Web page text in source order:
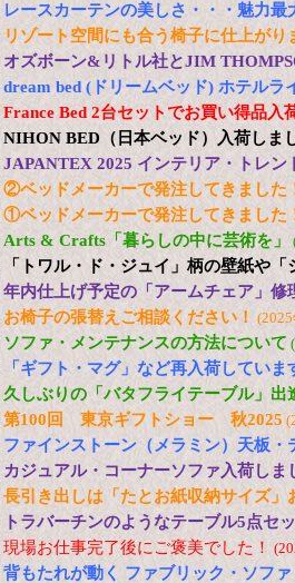
レースカーテンの美しさ・・・魅力最
リゾート空間にも合う椅子に仕上がり
オズボーン&リトル社とJIM
dream bed (ドリームベッド) ホテルラ
France Bed 2台セットでお買い得品入
NIHON BED（日本ベッド）入荷しま
JAPANTEX 2025 インテリア・トレン
②ベッドメーカーで発注してきました
①ベッドメーカーで発注してきました
Arts & Crafts「暮らしの中に芸術を」
「トワル・ド・ジュイ」柄の壁紙や
年内仕上げ予定の「アームチェア」修
お椅子の張替えご相談ください！
ソファ・メンテナンスの方法について
「ギフト・マグ」など再入荷していま
久しぶりの「バタフライテーブル」出
第100回 東京ギフトショー 秋2025
ファインストーン（メラミン）天板・
カジュアル・コーナーソファ入荷しま
長引き出しは「たとお紙収納サイズ」
トラバーチンのようなテーブル5点セ
現場お仕事完了後にご褒美でした！
背もたれが動く ファブリック・ソフ